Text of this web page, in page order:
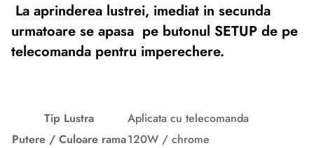
La aprinderea lustrei, imediat in secunda
urmatoare se apasa pe butonul SETUP de pe
telecomanda pentru imperechere.
Tip Lustra
Aplicata cu telecomanda
Putere / Culoare rama120W / chrome